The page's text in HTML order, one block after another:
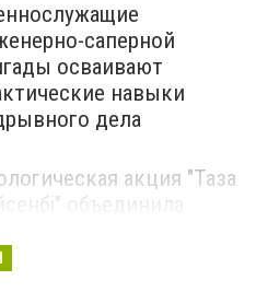
саперной
осваивают
навыки
дела
акция "Таза
объединила
области